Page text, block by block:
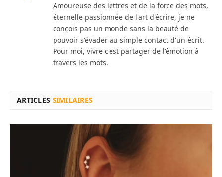
Amoureuse des lettres et de la force des mots,
éternelle passionnée de l'art d'écrire, je ne
conçois pas un monde sans la beauté de
pouvoir s'évader au simple contact d'un écrit.
Pour moi, vivre c'est partager de l'émotion à
travers les mots.
ARTICLES SIMILAIRES